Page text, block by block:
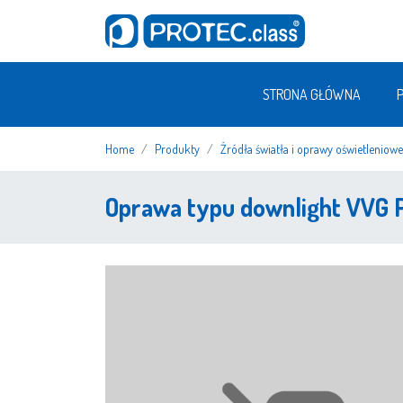
STRONA GŁÓWNA
Home Produkty Źródła światła i oprawy oświetleniowe
Oprawa typu downlight VVG